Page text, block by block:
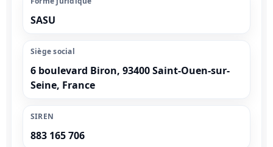
SASU
Siège social
6 boulevard Biron, 93400 Saint-Ouen-sur-
Seine, France
SIREN
883 165 706